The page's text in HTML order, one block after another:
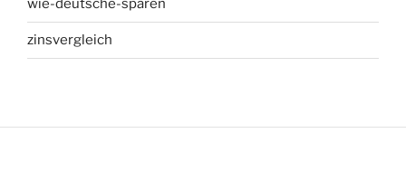
wie-deutsche-sparen
zinsvergleich